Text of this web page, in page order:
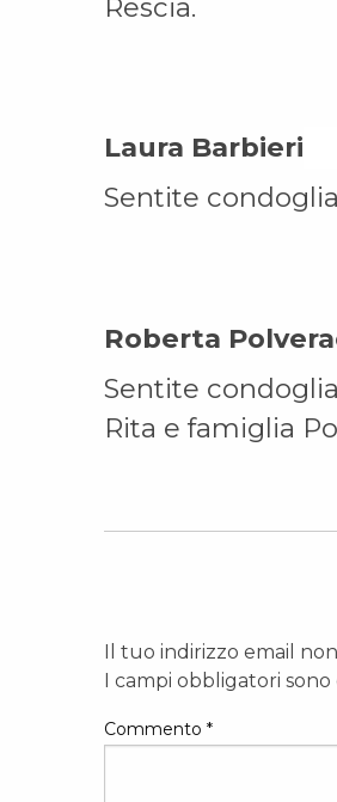
Rescia.
Laura Barbieri On
Sentite
Roberta
Sentite
Rita e famiglia
Il tuo indirizzo email
I campi obbligatori
Commento *